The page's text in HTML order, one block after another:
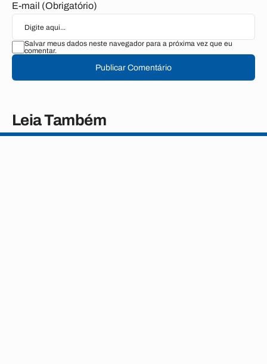
E-mail (Obrigatório)
Salvar meus dados neste navegador para a próxima vez que eu
comentar.
Publicar Comentário
Leia Também